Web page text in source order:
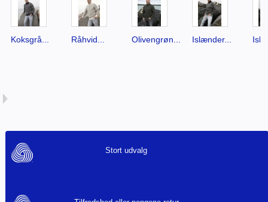
Koksgrå... Råhvid... Olivengrøn... Islænder...
Stort udvalg